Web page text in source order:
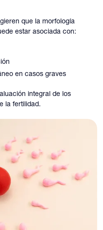
que la morfología
estar asociada con:
en casos graves
integral de los
la fertilidad.